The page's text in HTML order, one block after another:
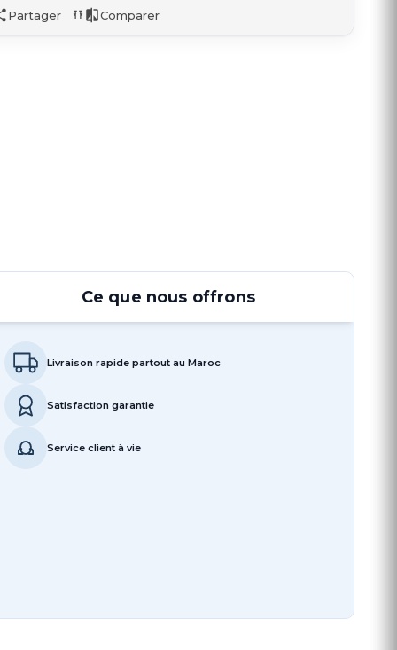
Partager Comparer
Ce que nous offrons
Livraison rapide partout au Maroc
Satisfaction garantie
Service client à vie